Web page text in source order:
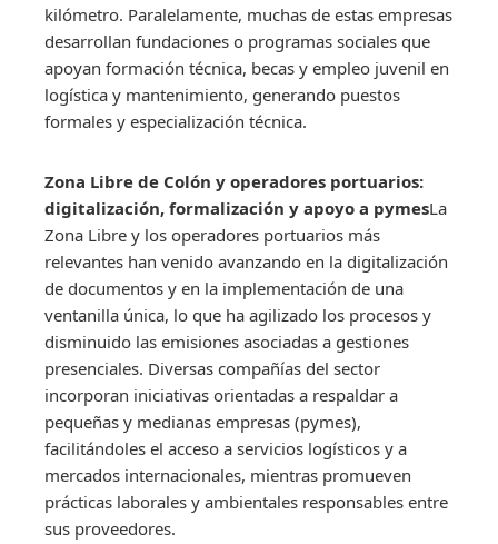
kilómetro. Paralelamente, muchas de estas empresas
desarrollan fundaciones o programas sociales que
apoyan formación técnica, becas y empleo juvenil en
logística y mantenimiento, generando puestos
formales y especialización técnica.
Zona Libre de Colón y operadores portuarios:
digitalización, formalización y apoyo a pymesLa
Zona Libre y los operadores portuarios más
relevantes han venido avanzando en la digitalización
de documentos y en la implementación de una
ventanilla única, lo que ha agilizado los procesos y
disminuido las emisiones asociadas a gestiones
presenciales. Diversas compañías del sector
incorporan iniciativas orientadas a respaldar a
pequeñas y medianas empresas (pymes),
facilitándoles el acceso a servicios logísticos y a
mercados internacionales, mientras promueven
prácticas laborales y ambientales responsables entre
sus proveedores.